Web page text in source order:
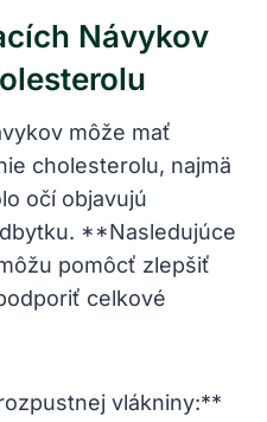
Návykov
môže mať
cholesterolu, najmä
očí‌ objavujú
**Nasledujúce
pomôcť zlepšiť
celkové
vlákniny:**